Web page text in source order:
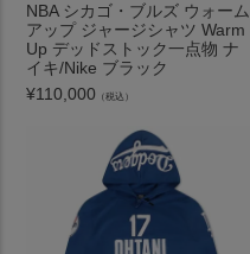
NBA シカゴ・ブルズ ウォーム
アップ ジャージシャツ Warm
Up デッドストック一点物 ナ
イキ/Nike ブラック
¥110,000 （税込）